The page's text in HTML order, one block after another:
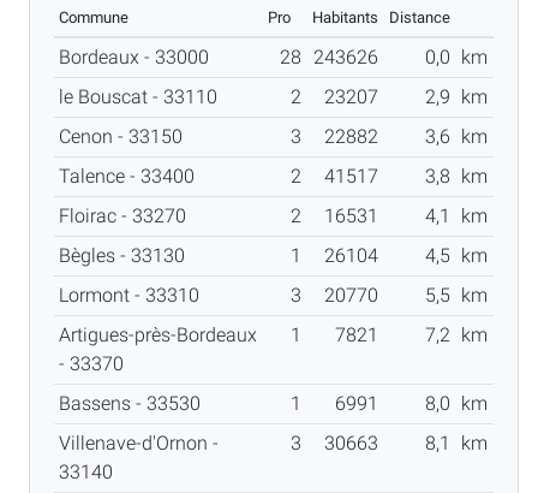
Commune
Pro
Habitants Distance
Bordeaux - 33000 28 243626 0,0
km
le Bouscat - 33110
2 23207 2,9
km
Cenon - 33150
3 22882 3,6
km
Talence - 33400
2 41517 3,8
km
Floirac - 33270
2 16531 4,1
km
Bègles - 33130
1 26104 4,5 km
Lormont - 33310
3 20770 5,5 km
Artigues-près-Bordeaux
- 33370
1 7821 7,2 km
Bassens - 33530 1 6991 8,0
km
Villenave-d'Ornon -
33140
3 30663 8,1 km